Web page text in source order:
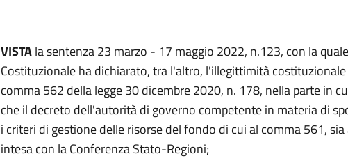
VISTAla sentenza 23 marzo - 17 maggio 2022, n.123, con la
Costituzionale ha dichiarato, tra l'altro, l'illegittimità
comma 562 della legge 30 dicembre 2020, n. 178, nella parte in
che il decreto dell'autorità di governo competente in materia di
i criteri di gestione delle risorse del fondo di cui al comma 561,
intesa con la Conferenza Stato-Regioni;